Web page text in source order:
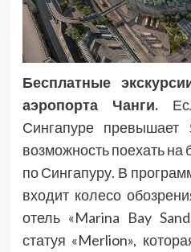
Бесплатные
аэропорта Чанги.
Сингапуре
возможность поехать на
по Сингапуру. В
входит колесо
отель «Marina Bay
статуя «Merlion»,